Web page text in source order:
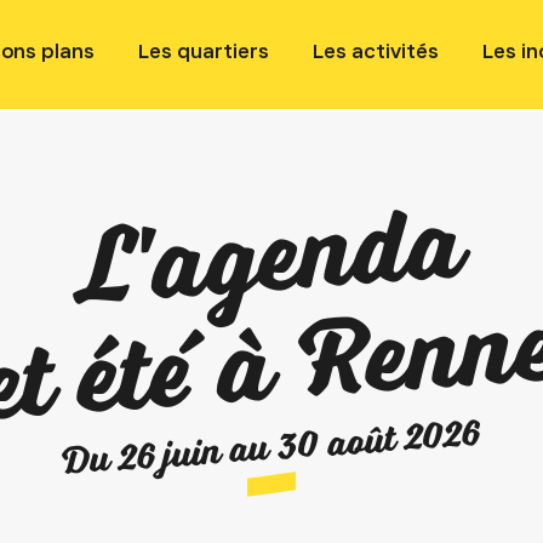
plans Les quartiers Les activités Les
L'agenda
été à
Du 26 juin au 30 août 2026